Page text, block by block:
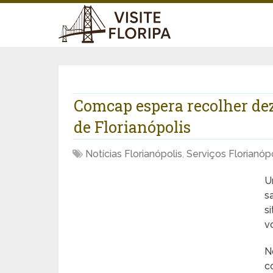
Comcap espera recolher
de Florianópolis
Notícias Florianópolis,Serviços